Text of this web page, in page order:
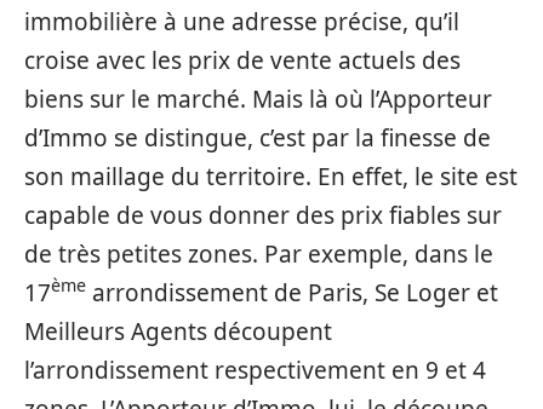
immobilière à une adresse précise, qu’il
croise avec les prix de vente actuels des
biens sur le marché. Mais là où l’Apporteur
d’Immo se distingue, c’est par la finesse de
son maillage du territoire. En effet, le site est
capable de vous donner des prix fiables sur
de très petites zones. Par exemple, dans le
17ème arrondissement de Paris, Se Loger et
Meilleurs Agents découpent
l’arrondissement respectivement en 9 et 4